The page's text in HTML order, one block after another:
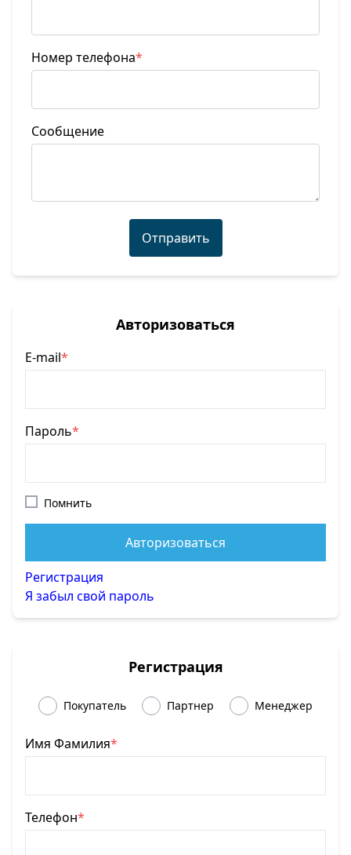
Номер телефона*
Сообщение
Отправить
Авторизоваться
E-mail*
Пароль*
Помнить
Авторизоваться
Регистрация
Я забыл свой пароль
Регистрация
Покупатель Партнер Менеджер
Имя Фамилия*
Телефон*